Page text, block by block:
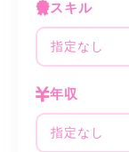
スキル
指定なし
年収
指定なし